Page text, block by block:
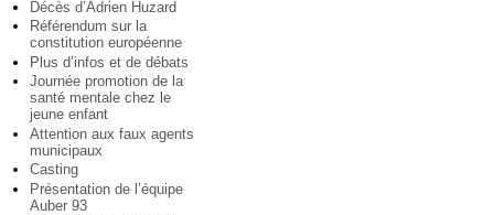
Décès d’Adrien Huzard
Référendum sur la
constitution européenne
Plus d’infos et de débats
Journée promotion de la
santé mentale chez le
jeune enfant
Attention aux faux agents
municipaux
Casting
Présentation de l’équipe
Auber 93